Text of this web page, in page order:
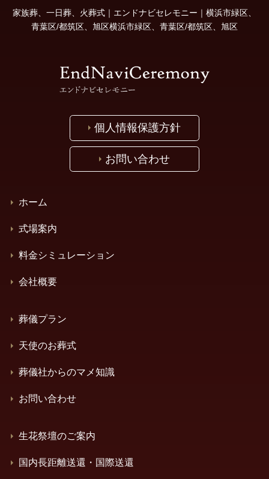
家族葬、一日葬、火葬式｜エンドナビセレモニー｜横浜市緑区、
青葉区/都筑区、旭区横浜市緑区、青葉区/都筑区、旭区
個人情報保護方針
お問い合わせ
ホーム
式場案内
料金シミュレーション
会社概要
葬儀プラン
天使のお葬式
葬儀社からのマメ知識
お問い合わせ
生花祭壇のご案内
国内長距離送還・国際送還